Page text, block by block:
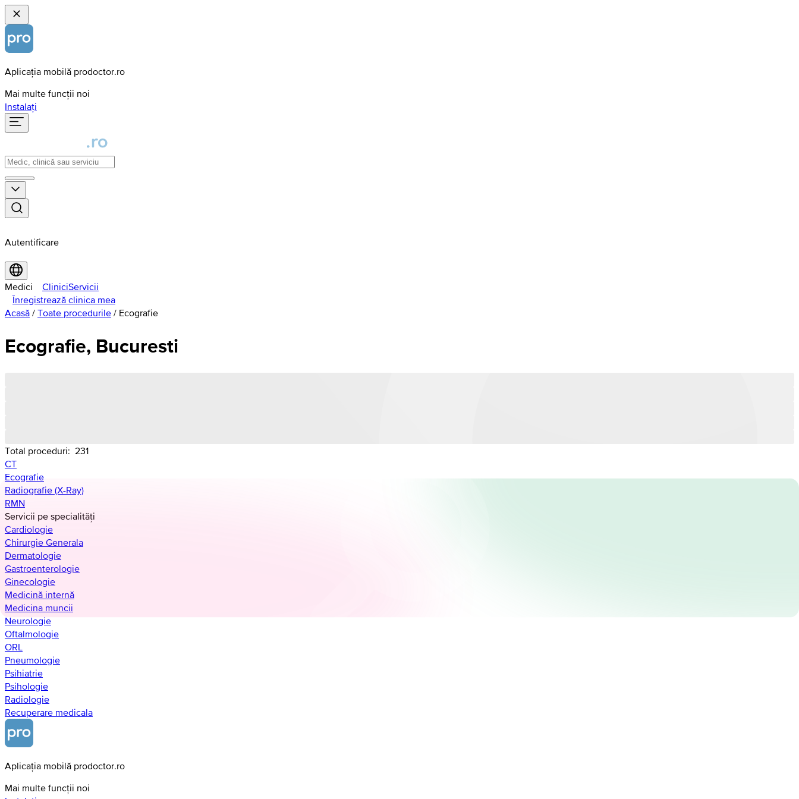
Aplicația mobilă prodoctor.ro
Mai multe funcții noi
Instalați
Autentificare
Medici CliniciServicii
Înregistrează clinica mea
Acasă / Toate procedurile / Ecografie
Ecografie, Bucuresti
Total proceduri: 231
CT
Ecografie
Radiografie (X-Ray)
RMN
Servicii pe specialități
Cardiologie
Chirurgie Generala
Dermatologie
Gastroenterologie
Ginecologie
Medicină internă
Medicina muncii
Neurologie
Oftalmologie
ORL
Pneumologie
Psihiatrie
Psihologie
Radiologie
Recuperare medicala
Aplicația mobilă prodoctor.ro
Mai multe funcții noi